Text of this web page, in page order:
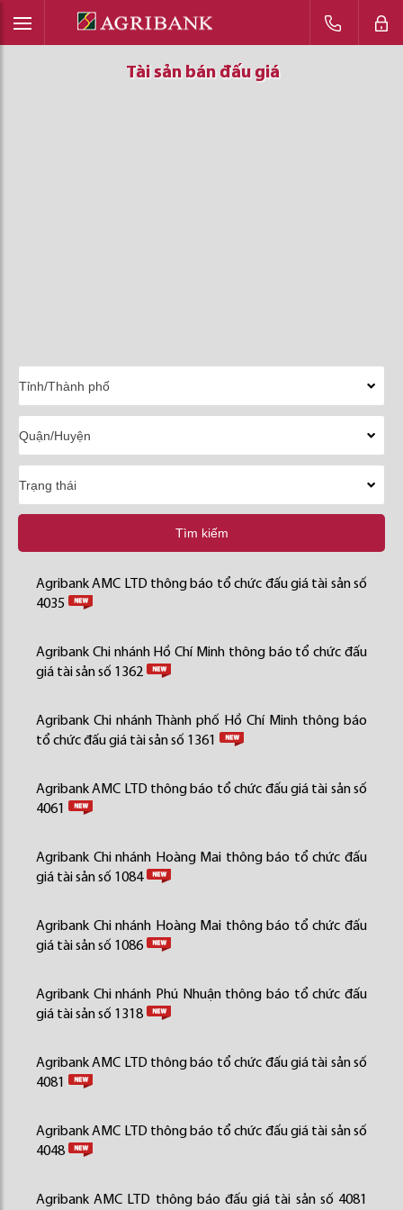
Tài sản bán đấu giá
Tài sản bán đấu giá
Tài sản bán đấu giá
Tìm kiếm
Agribank AMC LTD thông báo tổ chức đấu giá tài sản số
4035
Agribank Chi nhánh Hồ Chí Minh thông báo tổ chức đấu
giá tài sản số 1362
Agribank Chi nhánh Thành phố Hồ Chí Minh thông báo
tổ chức đấu giá tài sản số 1361
Agribank AMC LTD thông báo tổ chức đấu giá tài sản số
4061
Agribank Chi nhánh Hoàng Mai thông báo tổ chức đấu
giá tài sản số 1084
Agribank Chi nhánh Hoàng Mai thông báo tổ chức đấu
giá tài sản số 1086
Agribank Chi nhánh Phú Nhuận thông báo tổ chức đấu
giá tài sản số 1318
Agribank AMC LTD thông báo tổ chức đấu giá tài sản số
4081
Agribank AMC LTD thông báo tổ chức đấu giá tài sản số
4048
Agribank AMC LTD thông báo đấu giá tài sản số 4081